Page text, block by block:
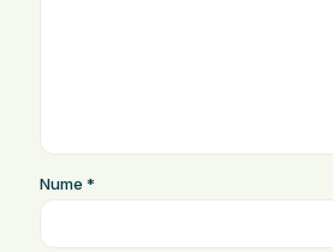
Nume *